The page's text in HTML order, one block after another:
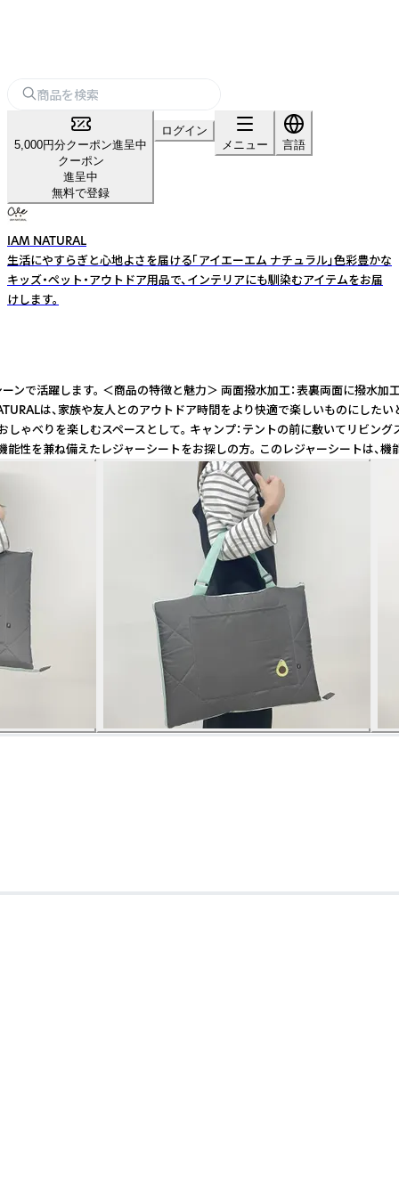
5,000円分クーポン進呈中
クーポン
進呈中
無料で登録
ログイン
メニュー
言語
IAM NATURAL
生活にやすらぎと心地よさを届ける「アイエーエム ナチュラル」色彩豊かな
キッズ・ペット・アウトドア用品で、インテリアにも馴染むアイテムをお届
けします。
します。 ＜商品の特徴と魅力＞ 両面撥水加工：表裏両面に撥
、家族や友人とのアウトドア時間をより快適で楽しいものにし
を楽しむスペースとして。 キャンプ：テントの前に敷いてリビ
兼ね備えたレジャーシートをお探しの方。 このレジャーシートは、